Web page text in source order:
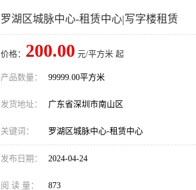
罗湖区城脉中心-租赁中心|写字楼租赁
价格： 200.00 元/平方米 起
产品数量： 99999.00平方米
发货地址： 广东省深圳市南山区
关键词： 罗湖区城脉中心-租赁中心
发布日期： 2024-04-24
阅 读 量： 873